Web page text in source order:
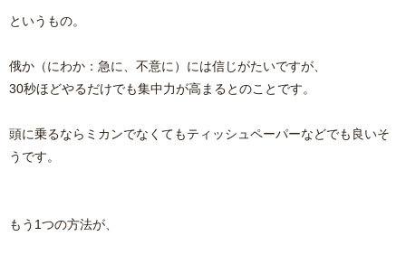
というもの。
俄か（にわか：急に、不意に）には信じがたいですが、
30秒ほどやるだけでも集中力が高まるとのことです。
頭に乗るならミカンでなくてもティッシュペーパーなどでも良いそ
うです。
もう1つの方法が、